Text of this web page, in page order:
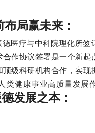
局赢未来：
医疗与中科院理化所签
合作协议签署是一个新起
顶级科研机构合作，实现
类健康事业高质量发展
发展之本：